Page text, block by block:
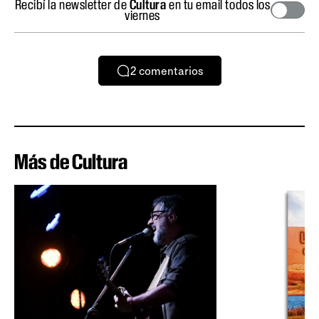
Recibí la newsletter deCulturaen tu email todos los
viernes
2 comentarios
Más de Cultura